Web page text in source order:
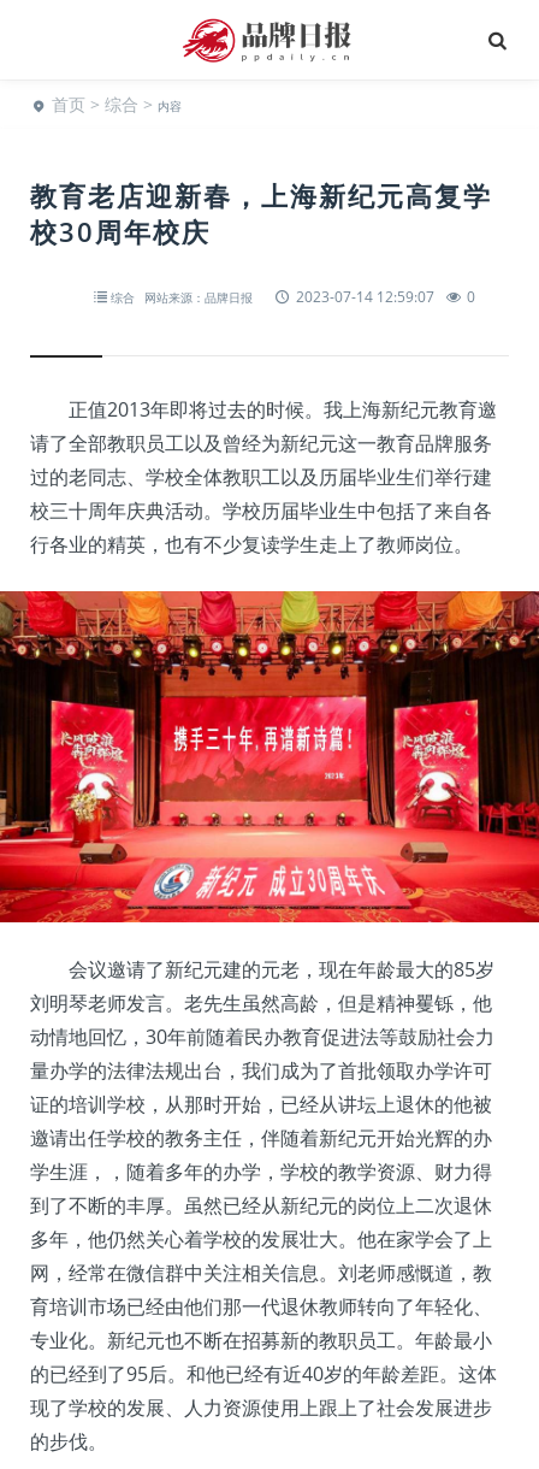
首页 > 综合 > 内容
教育老店迎新春，上海新纪元高复学
校30周年校庆
综合 网站来源：品牌日报 2023-07-14 12:59:07 0
正值2013年即将过去的时候。我上海新纪元教育邀
请了全部教职员工以及曾经为新纪元这一教育品牌服务
过的老同志、学校全体教职工以及历届毕业生们举行建
校三十周年庆典活动。学校历届毕业生中包括了来自各
行各业的精英，也有不少复读学生走上了教师岗位。
会议邀请了新纪元建的元老，现在年龄最大的85岁
刘明琴老师发言。老先生虽然高龄，但是精神矍铄，他
动情地回忆，30年前随着民办教育促进法等鼓励社会力
量办学的法律法规出台，我们成为了首批领取办学许可
证的培训学校，从那时开始，已经从讲坛上退休的他被
邀请出任学校的教务主任，伴随着新纪元开始光辉的办
学生涯，，随着多年的办学，学校的教学资源、财力得
到了不断的丰厚。虽然已经从新纪元的岗位上二次退休
多年，他仍然关心着学校的发展壮大。他在家学会了上
网，经常在微信群中关注相关信息。刘老师感慨道，教
育培训市场已经由他们那一代退休教师转向了年轻化、
专业化。新纪元也不断在招募新的教职员工。年龄最小
的已经到了95后。和他已经有近40岁的年龄差距。这体
现了学校的发展、人力资源使用上跟上了社会发展进步
的步伐。